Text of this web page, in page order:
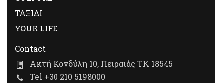
ΤΑΞΙΔΙ
YOUR LIFE
Contact
Ακτή Κονδύλη 10, Πειραιάς ΤΚ 18545
Tel +30 210 5198000